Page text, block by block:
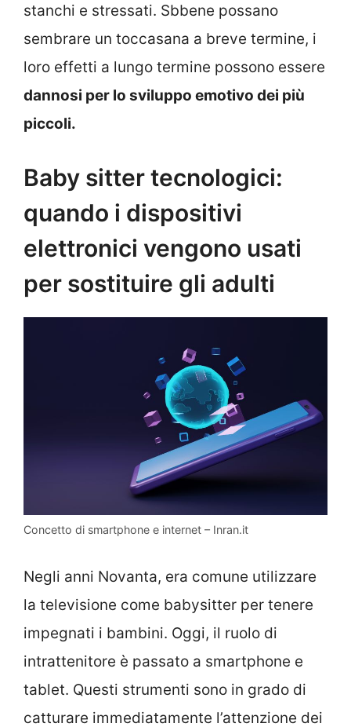
stanchi e stressati. Sbbene possano
sembrare un toccasana a breve termine, i
loro effetti a lungo termine possono essere
dannosi per lo sviluppo emotivo dei più
piccoli.
Baby sitter tecnologici:
quando i dispositivi
elettronici vengono usati
per sostituire gli adulti
Concetto di smartphone e internet – Inran.it
Negli anni Novanta, era comune utilizzare
la televisione come babysitter per tenere
impegnati i bambini. Oggi, il ruolo di
intrattenitore è passato a smartphone e
tablet. Questi strumenti sono in grado di
catturare immediatamente l’attenzione dei